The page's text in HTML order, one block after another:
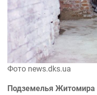
Фото news.dks.ua
Подземелья Житомира